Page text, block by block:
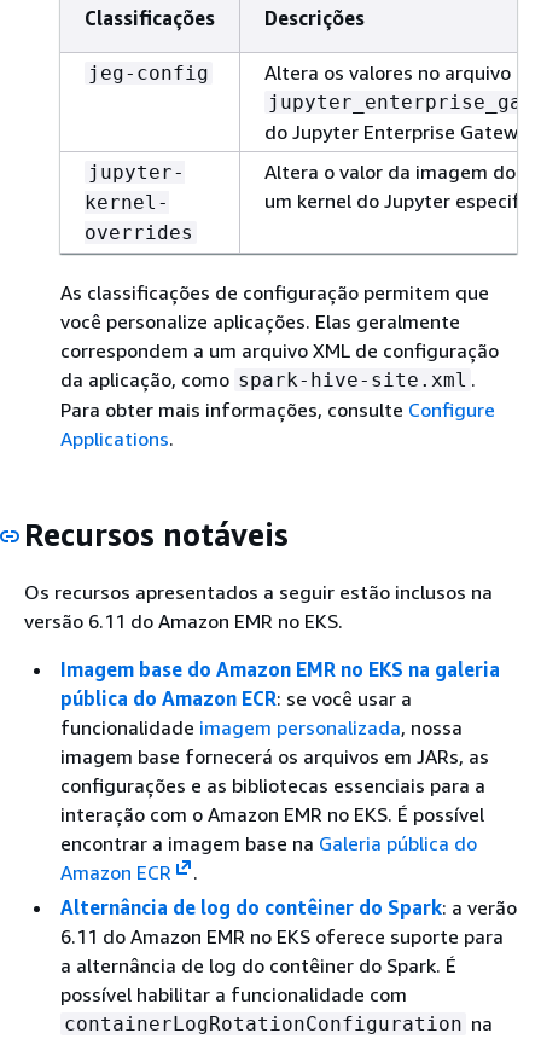
Classificações Descrições
jeg-config Altera os valores no arquivo
do Jupyter Enterprise Gateway.
jupyter-
kernel-
overrides
Altera o valor da imagem do
um kernel do Jupyter
As classificações de configuração permitem que
você personalize aplicações. Elas geralmente
correspondem a um arquivo XML de configuração
da aplicação, como spark-hive-site.xml .
Para obter mais informações, consulte Configure
Applications.
Recursos notáveis
Os recursos apresentados a seguir estão inclusos na
versão 6.11 do Amazon EMR no EKS.
Imagem base do Amazon EMR no EKS na galeria
pública do Amazon ECR: se você usar a
funcionalidade imagem personalizada, nossa
imagem base fornecerá os arquivos em JARs, as
configurações e as bibliotecas essenciais para a
interação com o Amazon EMR no EKS. É possível
encontrar a imagem base na Galeria pública do
Amazon ECR
.
Alternância de log do contêiner do Spark: a verão
6.11 do Amazon EMR no EKS oferece suporte para
a alternância de log do contêiner do Spark. É
possível habilitar a funcionalidade com
containerLogRotationConfiguration na